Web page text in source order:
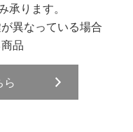
ります。
異なっている場合
品
ら